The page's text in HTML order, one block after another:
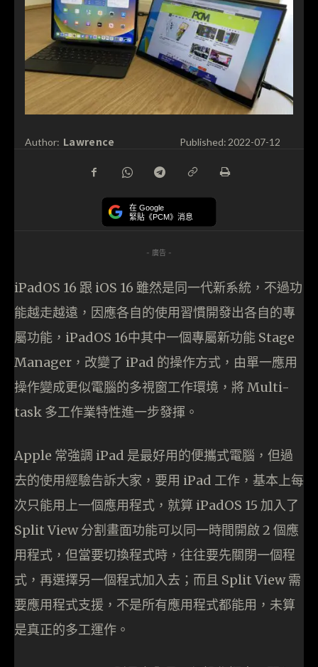
Author: Lawrence Published: 2022-07-12
在 Google
緊貼《PCM》消息
- 廣告 -
iPadOS 16 跟 iOS 16 雖然是同一代新系統，不過功
能越走越遠，因應各自的使用習慣開發出各自的專
屬功能，iPadOS 16中其中一個專屬新功能 Stage
Manager，改變了 iPad 的操作方式，由單一應用
操作變成更似電腦的多視窗工作環境，將 Multi-
task 多工作業特性進一步發揮。
Apple 常強調 iPad 是最好用的便攜式電腦，但過
去的使用經驗告訴大家，要用 iPad 工作，基本上每
次只能用上一個應用程式，就算 iPadOS 15 加入了
Split View 分割畫面功能可以同一時間開啟 2 個應
用程式，但當要切換程式時，往往要先關閉一個程
式，再選擇另一個程式加入去；而且 Split View 需
要應用程式支援，不是所有應用程式都能用，未算
是真正的多工運作。